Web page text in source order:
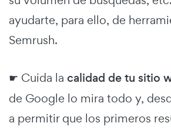
ayudarte, para ello, de
Semrush.
☛ Cuida la calidad de tu sitio
de Google lo mira todo y,
a permitir que los primeros